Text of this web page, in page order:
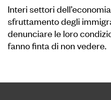
Interi settori
sfruttamento degli
denunciare le loro
fanno finta di non vedere.